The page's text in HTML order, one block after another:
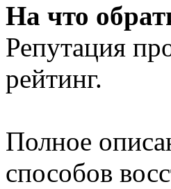
На что
Репутация
рейтинг.
Полное
способов